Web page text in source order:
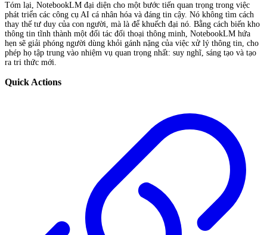
Tóm lại, NotebookLM đại diện cho một bước tiến quan trọng trong việc
phát triển các công cụ AI cá nhân hóa và đáng tin cậy. Nó không tìm cách
thay thế tư duy của con người, mà là để khuếch đại nó. Bằng cách biến kho
thông tin tĩnh thành một đối tác đối thoại thông minh, NotebookLM hứa
hẹn sẽ giải phóng người dùng khỏi gánh nặng của việc xử lý thông tin, cho
phép họ tập trung vào nhiệm vụ quan trọng nhất: suy nghĩ, sáng tạo và tạo
ra tri thức mới.
Quick Actions